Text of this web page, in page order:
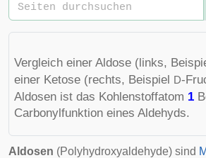
Vergleich einer Aldose (links,
einer Ketose (rechts, Beispiel D-
Aldosen ist das Kohlenstoffatom 1
Carbonylfunktion eines Aldehyds.
Aldosen (Polyhydroxyaldehyde) sind